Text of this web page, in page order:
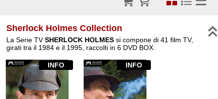
Sherlock Holmes Collection
La Serie TVSHERLOCK HOLMES si compone di 41 film TV,
girati tra il 1984 e il 1995, raccolti in 6 DVD BOX.
INFO INFO